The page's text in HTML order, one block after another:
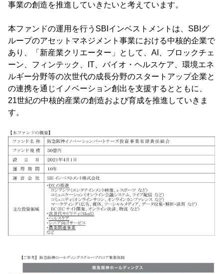
事業の創造を推進していきたいと考えています。
本ファンドの運用を行うSBIインベストメントは、SBIグ
ループのアセットマネジメント事業における中核的企業で
あり、「新産業クリエーター」として、AI、ブロックチェ
ーン、フィンテック、IT、バイオ・ヘルスケア、環境エネ
ルギー分野等の次世代の成長分野のスタートアップ企業と
の連携を通じイノベーション創出を支援するとともに、
21世紀の中核的産業の創造および育成を推進していきま
す。